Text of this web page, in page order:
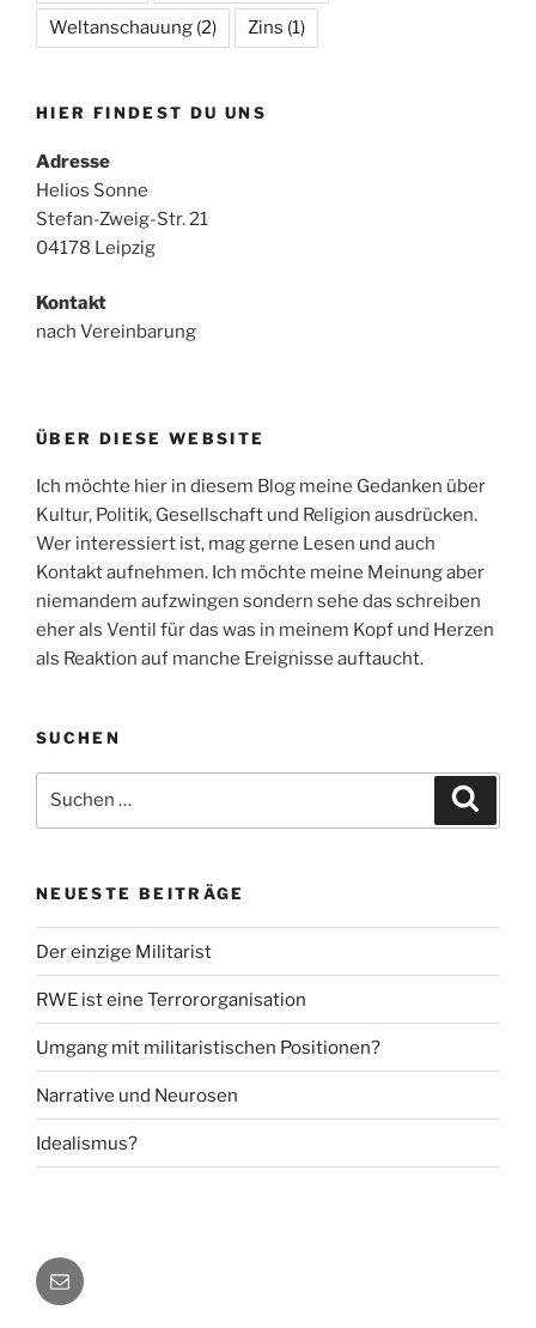
Weltanschauung (2) Zins (1)
HIER FINDEST DU UNS
Adresse
Helios Sonne
Stefan-Zweig-Str. 21
04178 Leipzig
Kontakt
nach Vereinbarung
ÜBER DIESE WEBSITE
Ich möchte hier in diesem Blog meine Gedanken über
Kultur, Politik, Gesellschaft und Religion ausdrücken.
Wer interessiert ist, mag gerne Lesen und auch
Kontakt aufnehmen. Ich möchte meine Meinung aber
niemandem aufzwingen sondern sehe das schreiben
eher als Ventil für das was in meinem Kopf und Herzen
als Reaktion auf manche Ereignisse auftaucht.
SUCHEN
nach:
NEUESTE BEITRÄGE
Der einzige Militarist
RWE ist eine Terrororganisation
Umgang mit militaristischen Positionen?
Narrative und Neurosen
Idealismus?
E-
Mail